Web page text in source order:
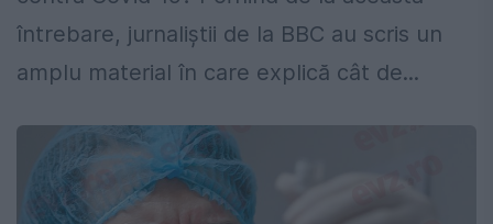
întrebare, jurnaliştii de la BBC au scris un
amplu material în care explică cât de...